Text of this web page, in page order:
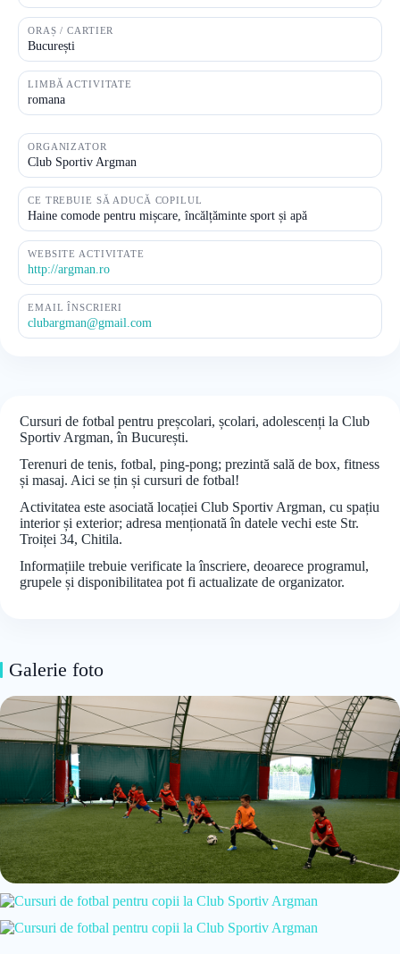
ORAȘ / CARTIER
București
LIMBĂ ACTIVITATE
romana
ORGANIZATOR
Club Sportiv Argman
CE TREBUIE SĂ ADUCĂ COPILUL
Haine comode pentru mișcare, încălțăminte sport și apă
WEBSITE ACTIVITATE
http://argman.ro
EMAIL ÎNSCRIERI
clubargman@gmail.com
Cursuri de fotbal pentru preșcolari, școlari, adolescenți la Club
Sportiv Argman, în București.
Terenuri de tenis, fotbal, ping-pong; prezintă sală de box, fitness
și masaj. Aici se țin și cursuri de fotbal!
Activitatea este asociată locației Club Sportiv Argman, cu spațiu
interior și exterior; adresa menționată în datele vechi este Str.
Troiței 34, Chitila.
Informațiile trebuie verificate la înscriere, deoarece programul,
grupele și disponibilitatea pot fi actualizate de organizator.
Galerie foto